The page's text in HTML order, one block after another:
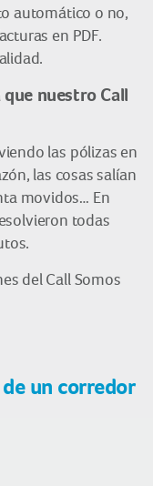
automático o no,
en PDF.
nuestro Call
las pólizas en
las cosas salían
movidos… En
todas
del Call Somos
un corredor